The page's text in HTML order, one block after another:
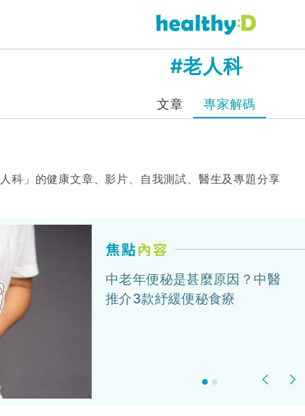
#老人科
文章 專家解碼
科」的健康文章、影片、自我測試、醫生及專題分享
中老年便秘是甚麼原因？中醫
推介3款紓緩便秘食療
Previous